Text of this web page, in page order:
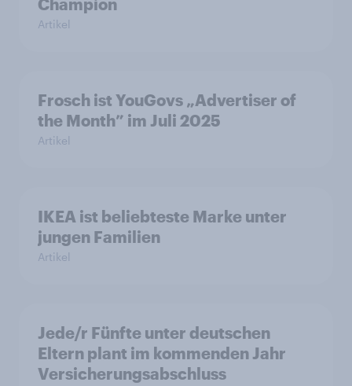
Champion
Artikel
Frosch ist YouGovs „Advertiser of
the Month” im Juli 2025
Artikel
IKEA ist beliebteste Marke unter
jungen Familien
Artikel
Jede/r Fünfte unter deutschen
Eltern plant im kommenden Jahr
Versicherungsabschluss